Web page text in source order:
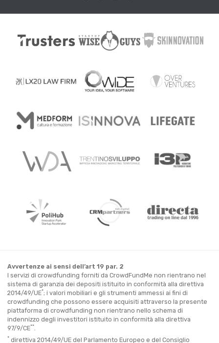
Avvertenze ai sensi dell’art 19 par. 2
I servizi di crowdfunding forniti da CrowdFundMe non rientrano nel
sistema di garanzia dei depositi istituito in conformità alla direttiva
2014/49/UE*; i valori mobiliari e gli strumenti ammessi ai fini di
crowdfunding che possono essere acquisiti attraverso la presente
piattaforma di crowdfunding non rientrano nello schema di
indennizzo degli investitori istituito in conformità alla direttiva
97/9/CE**
* direttiva 2014/49/UE del Parlamento Europeo e del Consiglio